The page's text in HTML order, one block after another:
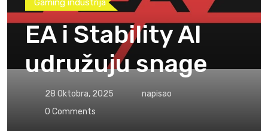
Gaming industrija
EA i Stability AI
udružuju snage
28 Oktobra, 2025
napisao
0 Comments